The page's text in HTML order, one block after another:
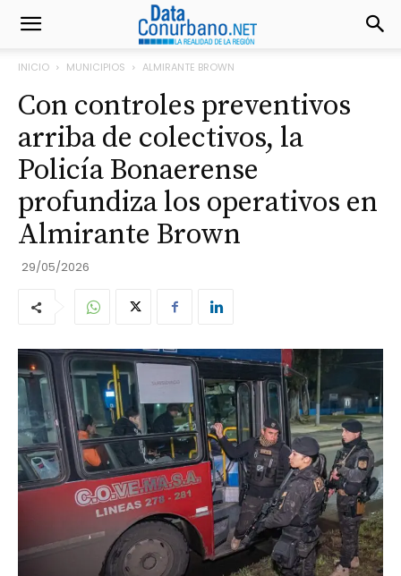
INICIO MUNICIPIOS ALMIRANTE BROWN
Con controles preventivos
arriba de colectivos, la
Policía Bonaerense
profundiza los operativos en
Almirante Brown
29/05/2026